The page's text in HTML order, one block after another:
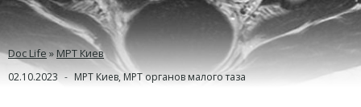
Doc Life»МРТ Киев
02.10.2023 МРТ Киев, МРТ органов малого таза